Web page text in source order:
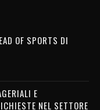
OF SPORTS DI
E
NEL SETTORE